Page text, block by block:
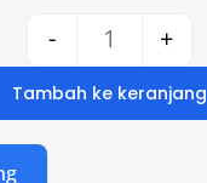
- +
Tambah ke keranjang